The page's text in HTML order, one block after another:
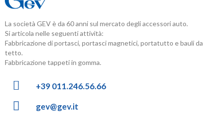
La società GEV è da 60 anni sul mercato degli accessori auto.
Si articola nelle seguenti attività:
Fabbricazione di portasci, portasci magnetici, portatutto e bauli da
tetto.
Fabbricazione tappeti in gomma.
+39 011.246.56.66
gev@gev.it